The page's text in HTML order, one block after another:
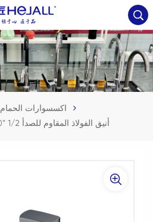
اكسسوارات الحمام
أنيق الفولاذ المقاوم للصدأ 1/2 "90 درجة زاوية صمام